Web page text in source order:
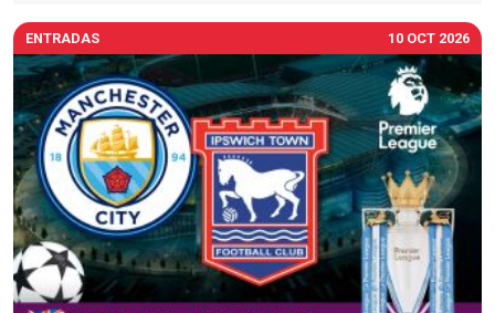
ENTRADAS 10 OCT 2026